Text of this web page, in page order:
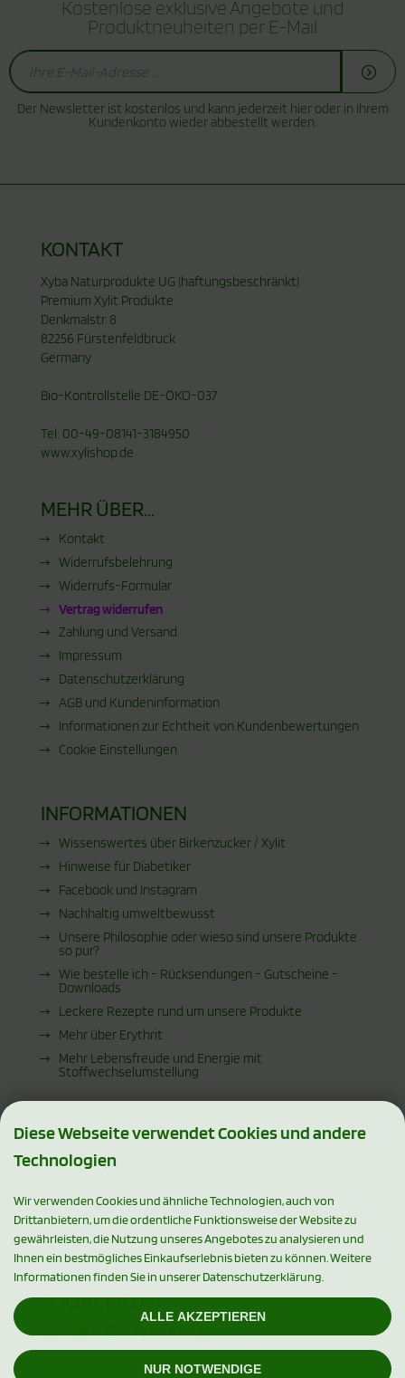
Kostenlose exklusive Angebote und
Produktneuheiten per E-Mail
Der Newsletter ist kostenlos und kann jederzeit hier oder in Ihrem
Kundenkonto wieder abbestellt werden.
KONTAKT
Xyba Naturprodukte UG (haftungsbeschränkt)
Premium Xylit Produkte
Denkmalstr. 8
82256 Fürstenfeldbruck
Germany
Bio-Kontrollstelle DE-ÖKO-037
Tel: 00-49-08141-3184950
www.xylishop.de
MEHR ÜBER...
Kontakt
Widerrufsbelehrung
Widerrufs-Formular
Vertrag widerrufen
Zahlung und Versand
Impressum
Datenschutzerklärung
AGB und Kundeninformation
Informationen zur Echtheit von Kundenbewertungen
Cookie Einstellungen
INFORMATIONEN
Wissenswertes über Birkenzucker / Xylit
Hinweise für Diabetiker
Facebook und Instagram
Nachhaltig umweltbewusst
Unsere Philosophie oder wieso sind unsere Produkte
so pur?
Wie bestelle ich - Rücksendungen - Gutscheine -
Downloads
Leckere Rezepte rund um unsere Produkte
Mehr über Erythrit
Mehr Lebensfreude und Energie mit
Stoffwechselumstellung
ZAHLUNGSMETHODEN
SOCIAL MEDIA
Diese Webseite verwendet Cookies und andere
Technologien
Wir verwenden Cookies und ähnliche Technologien, auch von
Drittanbietern, um die ordentliche Funktionsweise der Website zu
gewährleisten, die Nutzung unseres Angebotes zu analysieren und
Ihnen ein bestmögliches Einkaufserlebnis bieten zu können. Weitere
Informationen finden Sie in unserer Datenschutzerklärung.
ALLE AKZEPTIEREN
NUR NOTWENDIGE